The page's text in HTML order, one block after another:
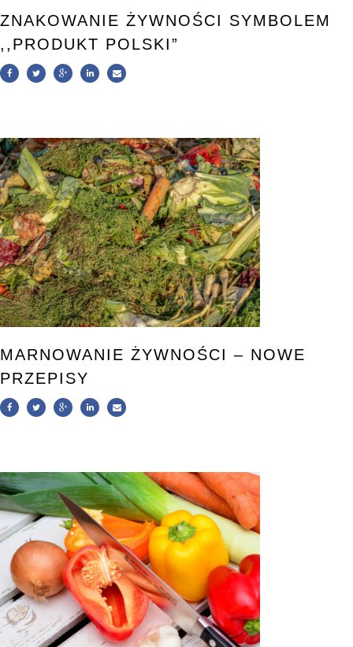
ZNAKOWANIE ŻYWNOŚCI SYMBOLEM
,,PRODUKT POLSKI”
MARNOWANIE ŻYWNOŚCI – NOWE
PRZEPISY